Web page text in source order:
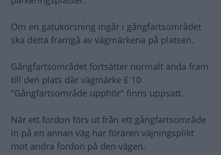
Om en gatukorsning ingår i gångfartsområdet
ska detta framgå av vägmärkena på platsen.
Gångfartsområdet fortsätter normalt ända fram
till den plats där vägmärke E 10
"Gångfartsområde upphör" finns uppsatt.
När ett fordon förs ut från ett gångfartsområde
in på en annan väg har föraren väjningsplikt
mot andra fordon på den vägen.